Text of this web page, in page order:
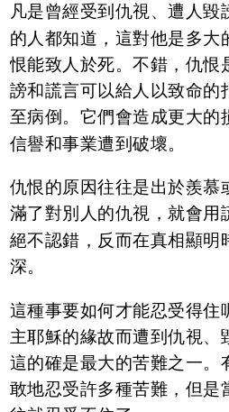
凡是曾經受到仇視、遭人毀
的人都知道，這對他是多大
恨能致人於死。不錯，仇恨
謗和謊言可以給人以致命的
至病倒。它們會造成更大的
信譽和事業遭到破壞。
仇恨的原因往往是出於羨慕
滿了對別人的仇視，就會用
絕不認錯，反而在真相顯明
深。
這種事要如何才能忍受得住
主耶穌的緣故而遭到仇視、
這的確是最大的苦難之一。
敢地忍受許多種苦難，但是